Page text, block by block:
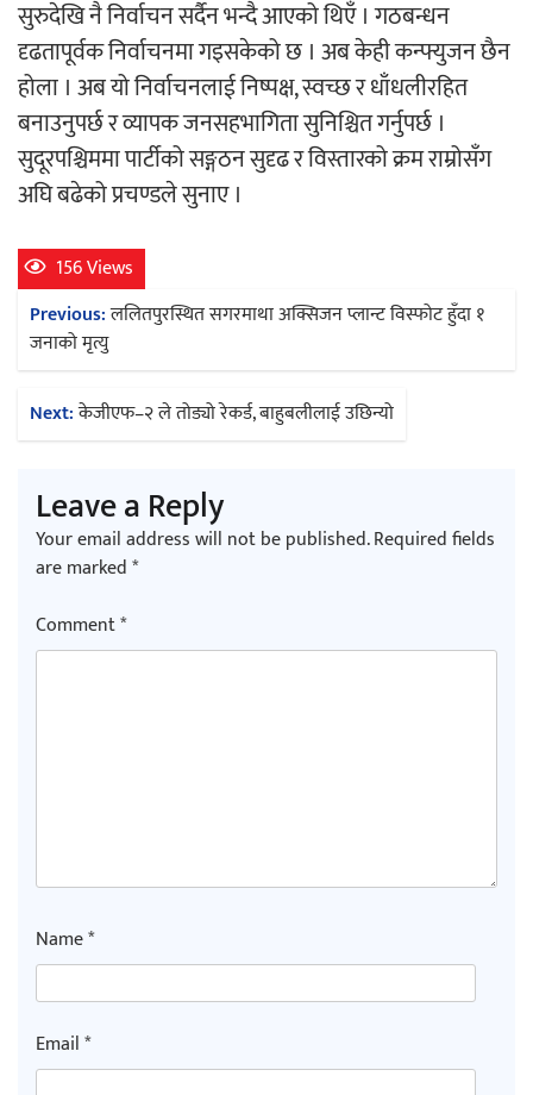
सुरुदेखि नै निर्वाचन सर्दैन भन्दै आएको थिएँ । गठबन्धन
दृढतापूर्वक निर्वाचनमा गइसकेको छ । अब केही कन्फ्युजन छैन
होला । अब यो निर्वाचनलाई निष्पक्ष, स्वच्छ र धाँधलीरहित
बनाउनुपर्छ र व्यापक जनसहभागिता सुनिश्चित गर्नुपर्छ ।
सुदूरपश्चिममा पार्टीको सङ्गठन सुदृढ र विस्तारको क्रम राम्रोसँग
अघि बढेको प्रचण्डले सुनाए ।
156 Views
Post
navigation
Previous:ललितपुरस्थित सगरमाथा अक्सिजन प्लान्ट विस्फोट हुँदा १
जनाको मृत्यु
Next:केजीएफ–२ ले तोड्यो रेकर्ड, बाहुबलीलाई उछिन्यो
Leave a Reply
Your email address will not be published.Required fields
are marked*
Comment*
Name*
Email*